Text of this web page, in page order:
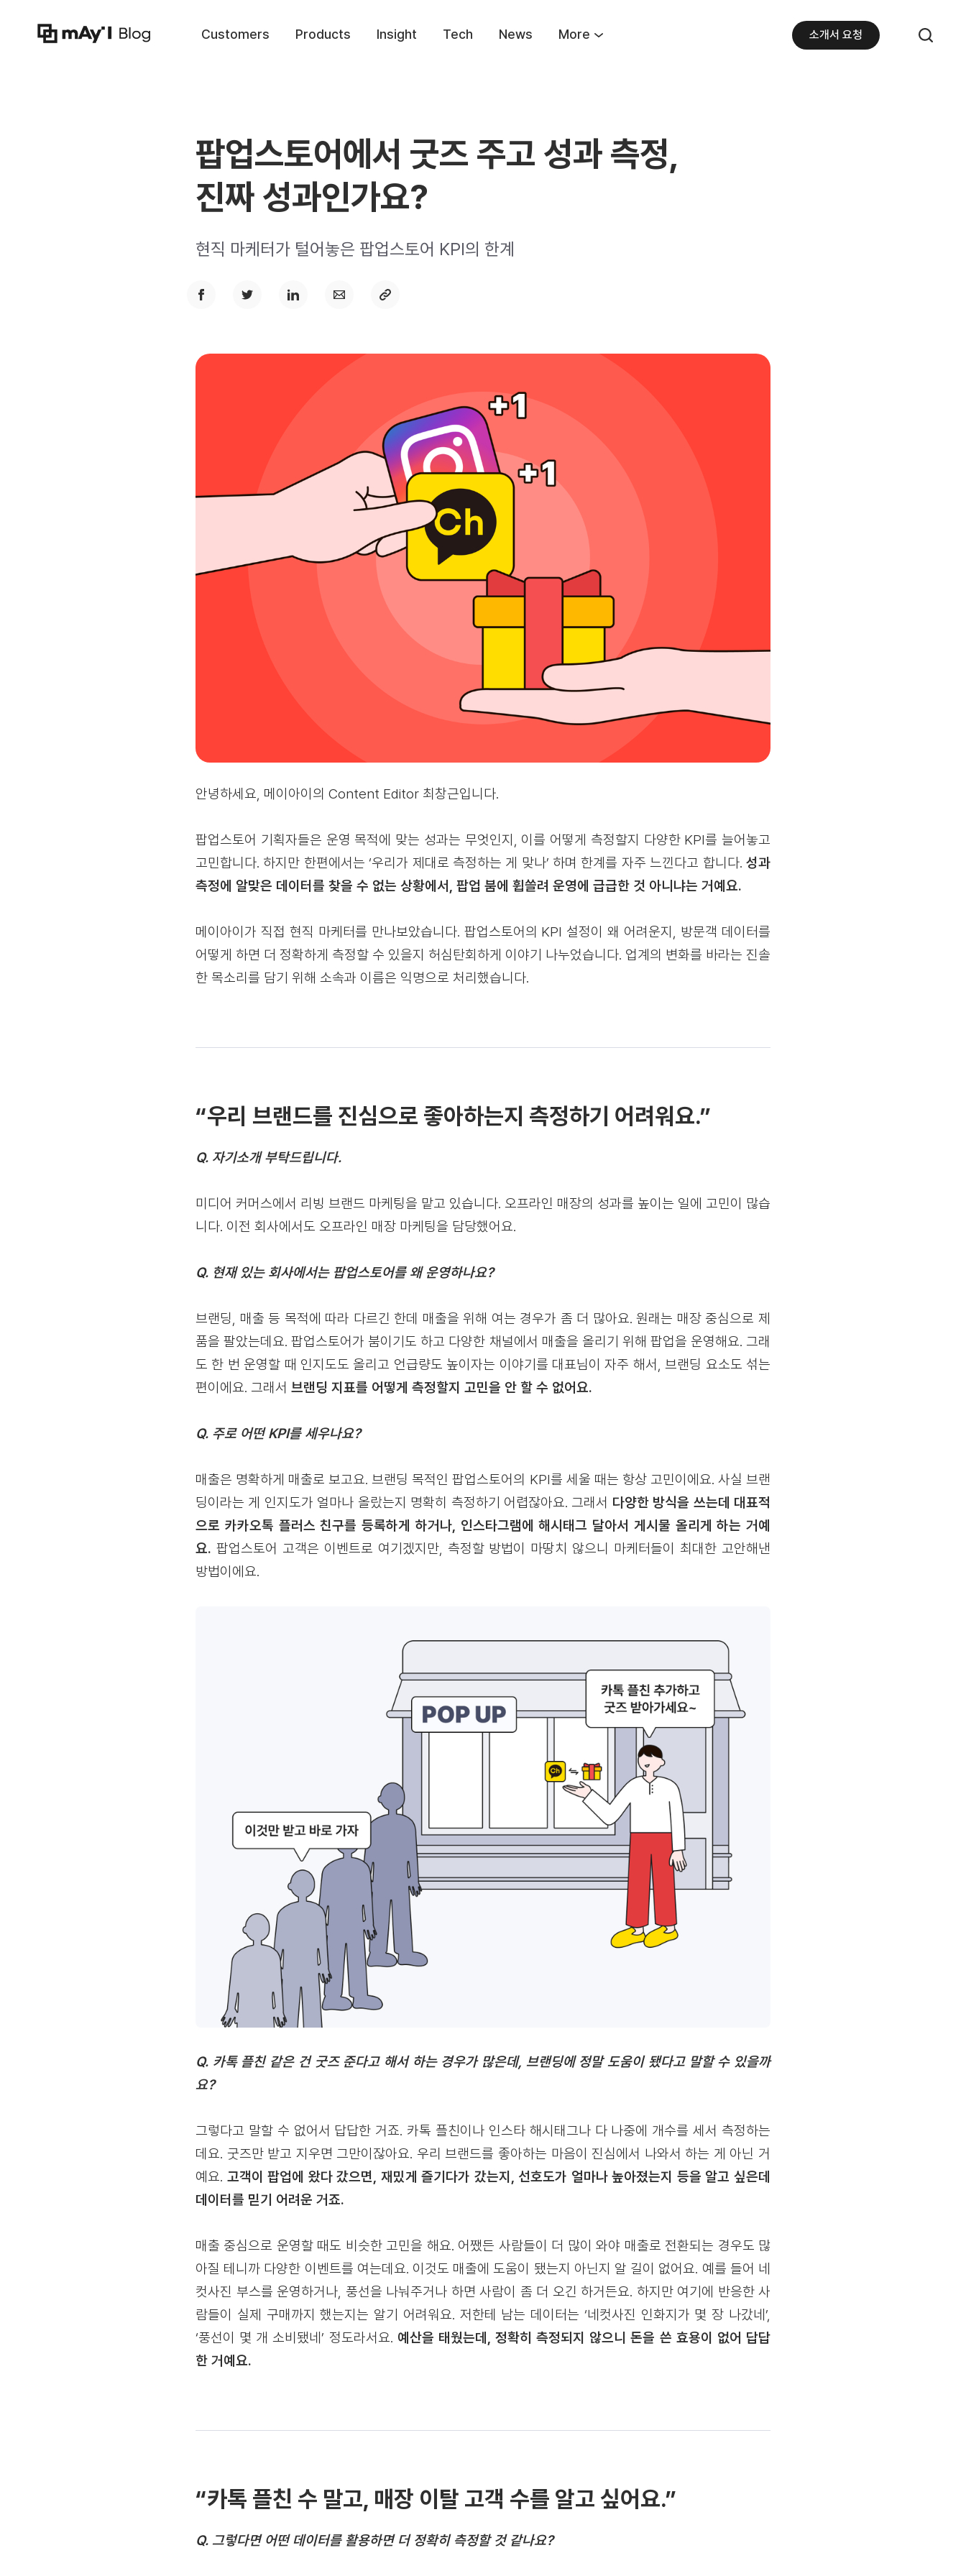
Customers Products Insight Tech News More 소개서 요청
팝업스토어에서 굿즈 주고 성과 측정,
진짜 성과인가요?
현직 마케터가 털어놓은 팝업스토어 KPI의 한계
안녕하세요, 메이아이의 Content Editor 최창근입니다.
팝업스토어 기획자들은 운영 목적에 맞는 성과는 무엇인지, 이를 어떻게 측정할지 다양한 KPI를 늘어놓고
고민합니다. 하지만 한편에서는 ‘우리가 제대로 측정하는 게 맞나’ 하며 한계를 자주 느낀다고 합니다. 성과
측정에 알맞은 데이터를 찾을 수 없는 상황에서, 팝업 붐에 휩쓸려 운영에 급급한 것 아니냐는 거예요.
메이아이가 직접 현직 마케터를 만나보았습니다. 팝업스토어의 KPI 설정이 왜 어려운지, 방문객 데이터를
어떻게 하면 더 정확하게 측정할 수 있을지 허심탄회하게 이야기 나누었습니다. 업계의 변화를 바라는 진솔
한 목소리를 담기 위해 소속과 이름은 익명으로 처리했습니다.
“우리 브랜드를 진심으로 좋아하는지 측정하기 어려워요.”
Q. 자기소개 부탁드립니다.
미디어 커머스에서 리빙 브랜드 마케팅을 맡고 있습니다. 오프라인 매장의 성과를 높이는 일에 고민이 많습
니다. 이전 회사에서도 오프라인 매장 마케팅을 담당했어요.
Q. 현재 있는 회사에서는 팝업스토어를 왜 운영하나요?
브랜딩, 매출 등 목적에 따라 다르긴 한데 매출을 위해 여는 경우가 좀 더 많아요. 원래는 매장 중심으로 제
품을 팔았는데요. 팝업스토어가 붐이기도 하고 다양한 채널에서 매출을 올리기 위해 팝업을 운영해요. 그래
도 한 번 운영할 때 인지도도 올리고 언급량도 높이자는 이야기를 대표님이 자주 해서, 브랜딩 요소도 섞는
편이에요. 그래서 브랜딩 지표를 어떻게 측정할지 고민을 안 할 수 없어요.
Q. 주로 어떤 KPI를 세우나요?
매출은 명확하게 매출로 보고요. 브랜딩 목적인 팝업스토어의 KPI를 세울 때는 항상 고민이에요. 사실 브랜
딩이라는 게 인지도가 얼마나 올랐는지 명확히 측정하기 어렵잖아요. 그래서 다양한 방식을 쓰는데 대표적
으로 카카오톡 플러스 친구를 등록하게 하거나, 인스타그램에 해시태그 달아서 게시물 올리게 하는 거예
요. 팝업스토어 고객은 이벤트로 여기겠지만, 측정할 방법이 마땅치 않으니 마케터들이 최대한 고안해낸
방법이에요.
Q. 카톡 플친 같은 건 굿즈 준다고 해서 하는 경우가 많은데, 브랜딩에 정말 도움이 됐다고 말할 수 있을까
요?
그렇다고 말할 수 없어서 답답한 거죠. 카톡 플친이나 인스타 해시태그나 다 나중에 개수를 세서 측정하는
데요. 굿즈만 받고 지우면 그만이잖아요. 우리 브랜드를 좋아하는 마음이 진심에서 나와서 하는 게 아닌 거
예요. 고객이 팝업에 왔다 갔으면, 재밌게 즐기다가 갔는지, 선호도가 얼마나 높아졌는지 등을 알고 싶은데
데이터를 믿기 어려운 거죠.
매출 중심으로 운영할 때도 비슷한 고민을 해요. 어쨌든 사람들이 더 많이 와야 매출로 전환되는 경우도 많
아질 테니까 다양한 이벤트를 여는데요. 이것도 매출에 도움이 됐는지 아닌지 알 길이 없어요. 예를 들어 네
컷사진 부스를 운영하거나, 풍선을 나눠주거나 하면 사람이 좀 더 오긴 하거든요. 하지만 여기에 반응한 사
람들이 실제 구매까지 했는지는 알기 어려워요. 저한테 남는 데이터는 ‘네컷사진 인화지가 몇 장 나갔네’,
‘풍선이 몇 개 소비됐네’ 정도라서요. 예산을 태웠는데, 정확히 측정되지 않으니 돈을 쓴 효용이 없어 답답
한 거예요.
“카톡 플친 수 말고, 매장 이탈 고객 수를 알고 싶어요.”
Q. 그렇다면 어떤 데이터를 활용하면 더 정확히 측정할 것 같나요?